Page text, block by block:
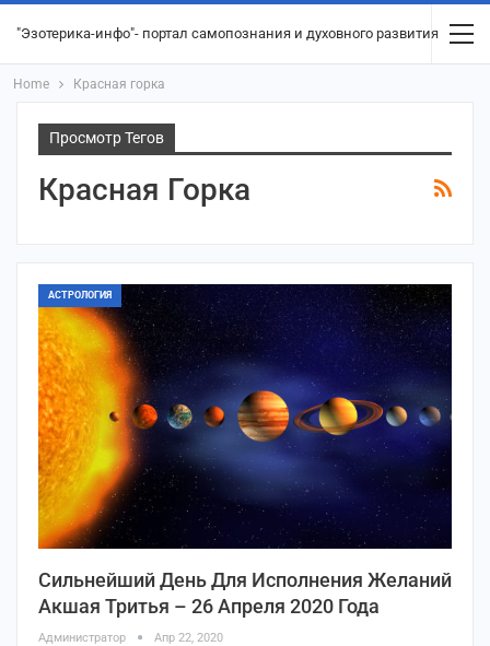
"Эзотерика-инфо"- портал самопознания и духовного развития
Home Красная горка
Просмотр Тегов
Красная Горка
АСТРОЛОГИЯ
Сильнейший День Для Исполнения Желаний
Акшая Тритья – 26 Апреля 2020 Года
Администратор Апр 22, 2020